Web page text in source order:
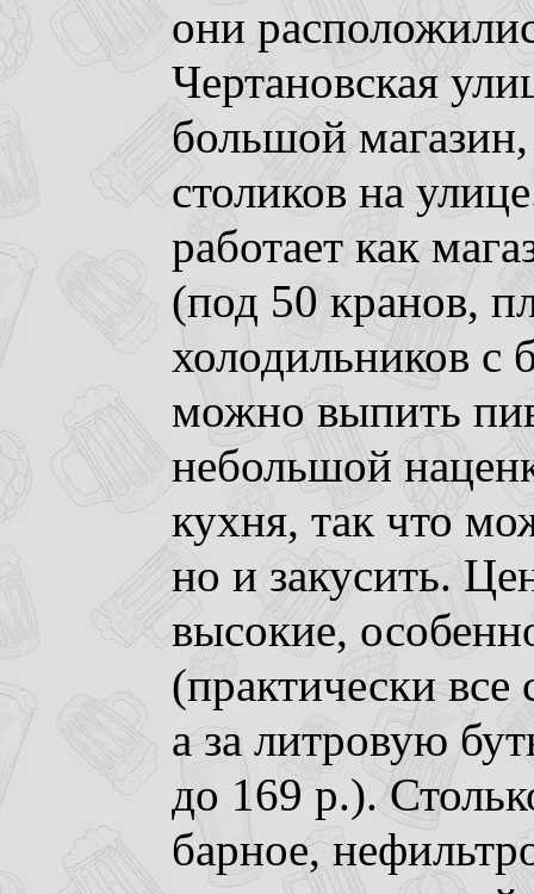
они
Чертановская
большой
столиков на
работает как
(под 50 кранов,
холодильников
можно выпить
небольшой
кухня, так что
но и закусить.
высокие,
(практически
а за литровую
до 169 р.).
барное,